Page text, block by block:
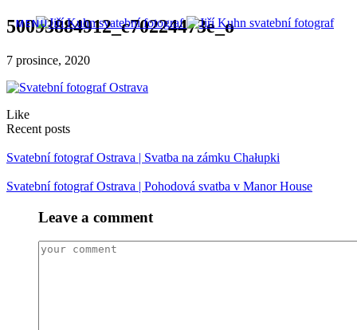
MENU
50093884912_c70224473e_o
7 prosince, 2020
Like
Recent posts
Svatební fotograf Ostrava | Svatba na zámku Chałupki
Svatební fotograf Ostrava | Pohodová svatba v Manor House
Leave a comment